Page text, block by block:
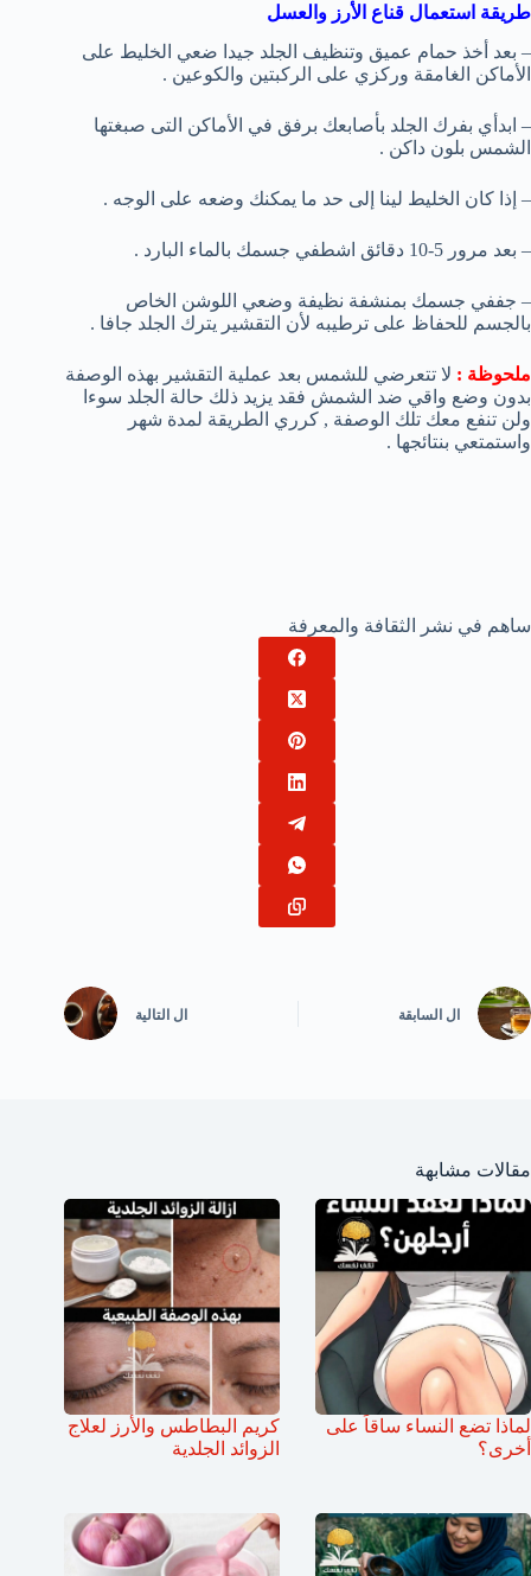
طريقة استعمال قناع الأرز والعسل
– بعد أخذ حمام عميق وتنظيف الجلد جيدا ضعي الخليط على
الأماكن الغامقة وركزي على الركبتين والكوعين .
– ابدأي بفرك الجلد بأصابعك برفق في الأماكن التى صبغتها
الشمس بلون داكن .
– إذا كان الخليط لينا إلى حد ما يمكنك وضعه على الوجه .
– بعد مرور 5-10 دقائق اشطفي جسمك بالماء البارد .
– جففي جسمك بمنشفة نظيفة وضعي اللوشن الخاص
بالجسم للحفاظ على ترطيبه لأن التقشير يترك الجلد جافا .
ملحوظة : لا تتعرضي للشمس بعد عملية التقشير بهذه الوصفة
بدون وضع واقي ضد الشمش فقد يزيد ذلك حالة الجلد سوءا
ولن تنفع معك تلك الوصفة , كرري الطريقة لمدة شهر
واستمتعي بنتائجها .
ساهم في نشر الثقافة والمعرفة
ال السابقة ال التالية
مقالات مشابهة
لماذا تضع النساء ساقاً على
أخرى؟
كريم البطاطس والأرز لعلاج
الزوائد الجلدية